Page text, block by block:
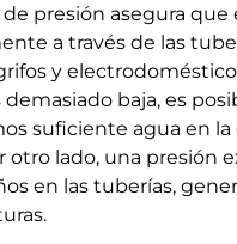
presión asegura que
a través de las
y
demasiado baja, es
suficiente agua en la
otro lado, una presión
en las tuberías,